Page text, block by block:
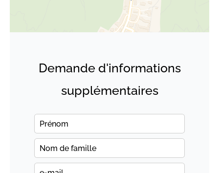
Demande d'informations
supplémentaires